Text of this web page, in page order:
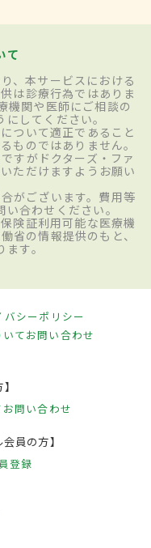
て
、本サービスにおける
は診療行為ではありま
機関や医師にご相談の
してください。
ついて適正であること
ものではありません。
すがドクターズ・ファ
ただけますようお願い
がございます。費用等
合わせください。
険証利用可能な医療機
省の情報提供のもと、
す。
バシーポリシー
てお問い合わせ
お問い合わせ
員の方】
登録